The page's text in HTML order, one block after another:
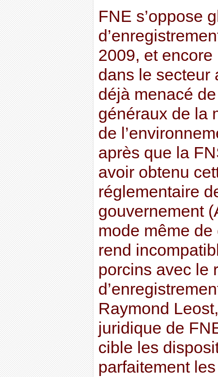
FNE s’oppose
2009, et
dans le secteur
déjà menacé
généraux de la
de
après que la
avoir obtenu
réglementaire
gouvernement
mode même
rend
porcins avec le
Raymond
juridique de
cible les
parfaitement